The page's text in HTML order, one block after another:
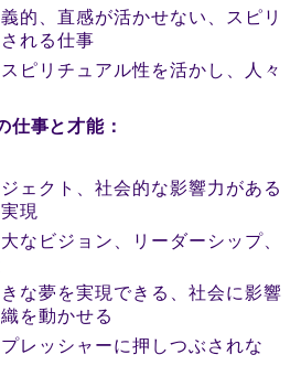
的、直感が活かせない、スピリ
れる仕事
ピリチュアル性を活かし、人々
仕事と才能：
ェクト、社会的な影響力がある
現
なビジョン、リーダーシップ、
な夢を実現できる、社会に影響
を動かせる
レッシャーに押しつぶされな